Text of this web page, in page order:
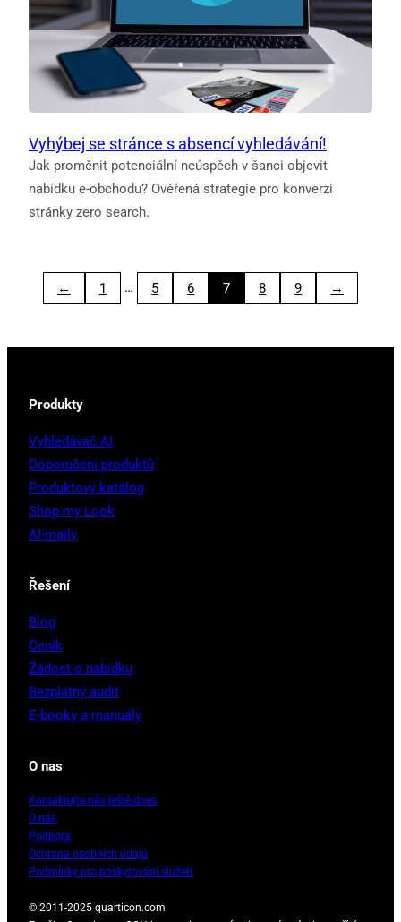
Vyhýbej se stránce s absencí vyhledávání!
Jak proměnit potenciální neúspěch v šanci objevit
nabídku e-obchodu? Ověřená strategie pro konverzi
stránky zero search.
← 1 … 5 6 7 8 9 →
Produkty
Vyhledávač AI
Doporučení produktů
Produktový katalog
Shop my Look
AI-maily
Řešení
Blog
Ceník
Žádost o nabídku
Bezplatný audit
E-booky a manuály
O nas
Kontaktujte nás ještě dnes
O nás
Podpora
Ochrana osobních údajů
Podmínky pro poskytování služeb
© 2011-2025 quarticon.com